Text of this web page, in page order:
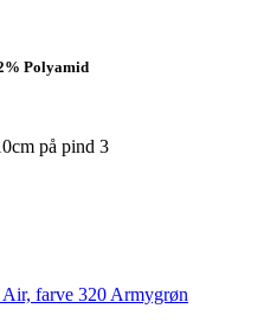
Polyamid
på pind 3